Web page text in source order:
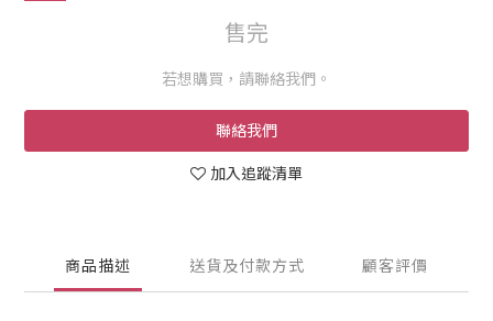
售完
若想購買，請聯絡我們。
聯絡我們
加入追蹤清單
商品描述 送貨及付款方式 顧客評價